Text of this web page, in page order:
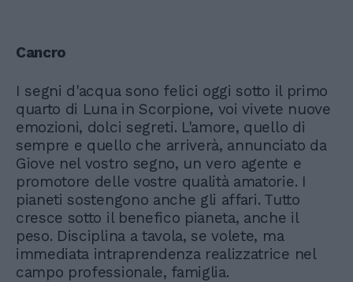
Cancro
I segni d'acqua sono felici oggi sotto il primo
quarto di Luna in Scorpione, voi vivete nuove
emozioni, dolci segreti. L'amore, quello di
sempre e quello che arriverà, annunciato da
Giove nel vostro segno, un vero agente e
promotore delle vostre qualità amatorie. I
pianeti sostengono anche gli affari. Tutto
cresce sotto il benefico pianeta, anche il
peso. Disciplina a tavola, se volete, ma
immediata intraprendenza realizzatrice nel
campo professionale, famiglia.